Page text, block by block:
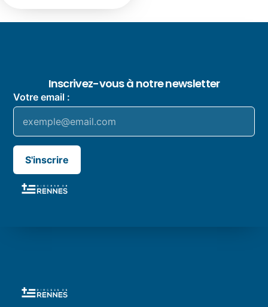
Inscrivez-vous à notre newsletter
Votre email :
S'inscrire